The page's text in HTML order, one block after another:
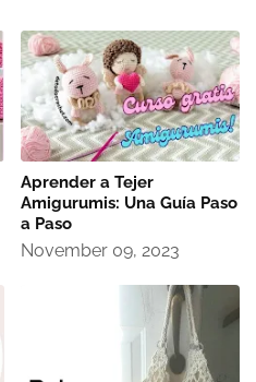
Aprender a Tejer
Amigurumis: Una Guía Paso
a Paso
November 09, 2023